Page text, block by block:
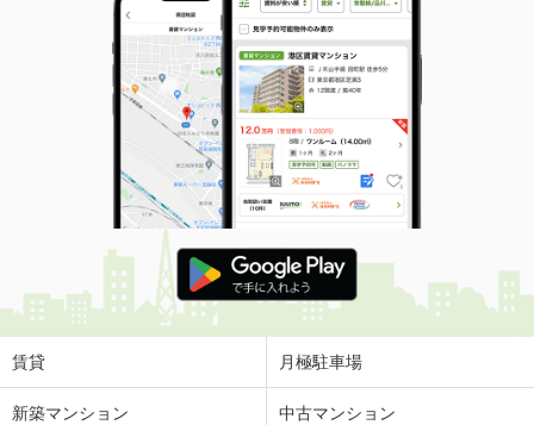
間取り
3LDK
京都府京都市右京区太秦開日町
価 格
8.40万円
住 所
京都府京都市右京区太秦開日町
専有面積 64.8m²
間取り
2LDK
京都府京都市南区吉祥院中河原里北町
価 格
5万円
住 所
京都府京都市南区吉祥院中河原里北町
賃貸 月極駐車場
新築マンション 中古マンション